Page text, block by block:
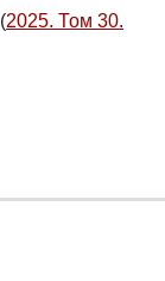
2025. Том 30.